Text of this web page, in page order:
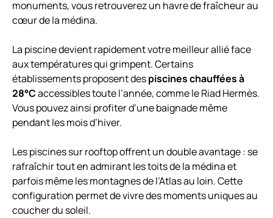
monuments, vous retrouverez un havre de fraîcheur au
cœur de la médina.
La piscine devient rapidement votre meilleur allié face
aux températures qui grimpent. Certains
établissements proposent despiscines chauffées à
28°Caccessibles toute l’année, comme le Riad Hermès.
Vous pouvez ainsi profiter d’une baignade même
pendant les mois d’hiver.
Les piscines sur rooftop offrent un double avantage : se
rafraîchir tout en admirant les toits de la médina et
parfois même les montagnes de l’Atlas au loin. Cette
configuration permet de vivre des moments uniques au
coucher du soleil.